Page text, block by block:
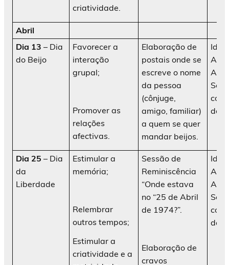
criatividade.
Abril
Dia 13 – Dia
do Beijo
Favorecer a
interação
grupal;
Promover as
relações
afectivas.
Elaboração de
postais onde se
escreve o nome
da pessoa
(cônjuge,
amigo, familiar)
a quem se quer
mandar beijos.
da
Dia 25– Dia
da
Liberdade
Estimular a
memória;
Relembrar
outros tempos;
Estimular a
criatividade e a
Sessão de
Reminiscência
“Onde estava
no “25 de Abril
de 1974?”.
Elaboração de
cravos
da